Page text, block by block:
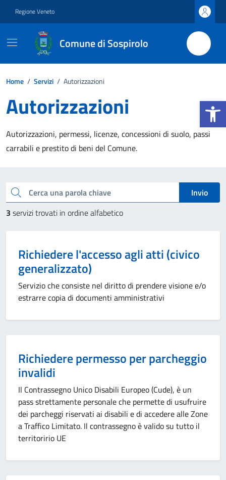
Apri la
Regione Veneto
Comune di Sospirolo
Home / Servizi / Autorizzazioni
Autorizzazioni
Autorizzazioni, permessi, licenze, concessioni di suolo, passi
carrabili e prestito di beni del Comune.
Cerca una parola chiave
Invio
3 servizi trovati in ordine alfabetico
Richiedere l'accesso agli atti (civico
generalizzato)
Servizio che consiste nel diritto di prendere visione e/o
estrarre copia di documenti amministrativi
Richiedere permesso per parcheggio
invalidi
Il Contrassegno Unico Disabili Europeo (Cude), è un
pass strettamente personale che permette di usufruire
dei parcheggi riservati ai disabili e di accedere alle Zone
a Traffico Limitato. Il contrassegno è valido su tutto il
territoririo UE